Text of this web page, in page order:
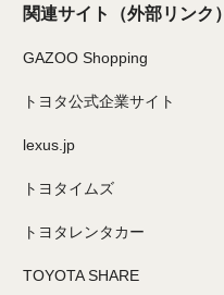
関連サイト （外部リンク）
GAZOO Shopping
トヨタ公式企業サイト
lexus.jp
トヨタイムズ
トヨタレンタカー
TOYOTA SHARE